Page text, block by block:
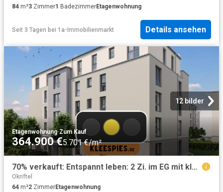
84 m²3 Zimmer1 BadezimmerEtagenwohnung
Seit 3 Tagen bei 1a-Immobilienmarkt Details ansehen
12 bilder
Etagenwohnung·Zum Kauf
364.900 €5.701 €/m²
70% verkauft: Entspannt leben: 2 Zi. im EG mit kleinem Garten KfW55
Okriftel
64 m²2 ZimmerEtagenwohnung